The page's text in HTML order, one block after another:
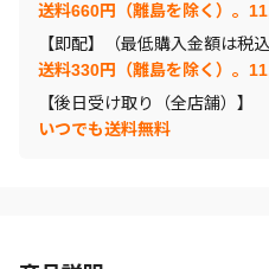
送料660円（離島を除く）。
【即配】（最低購入金額は税
送料330円（離島を除く）。
【後日受け取り（全店舗）】
いつでも送料無料